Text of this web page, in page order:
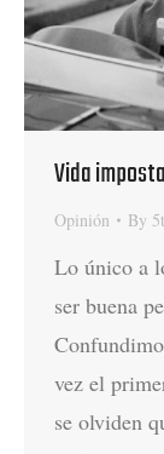
Vida
Opinión By
Lo único a
ser buena
vez el
se olviden